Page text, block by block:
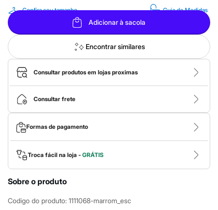
Calças
Casacos e Jaquetas
Jeans
Macacões
Saias
Shorts e Bermudas
Vestidos
Acessórios
Bolsas
Bijoux
Cintos
Óculos
Relógios
Calçados
Botas
Chinelos
Rasteirinhas
Sandálias
Sapatilhas
Tênis
Marcas
City
Confira seu tamanho Guia de Medidas
Adicionar à sacola
Encontrar similares
Consultar produtos em lojas proximas
Consultar frete
Formas de pagamento
Troca fácil na loja - GRÁTIS
Sobre o produto
Codigo do produto: 1111068-marrom_esc